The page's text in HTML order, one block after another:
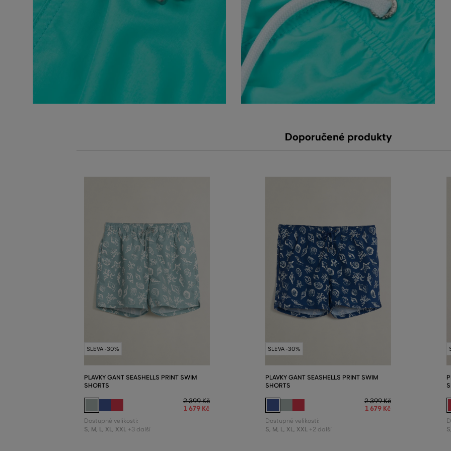
Doporučené produkty
SLEVA -30%
PLAVKY GANT SEASHELLS PRINT SWIM
SHORTS
2 399 Kč
1 679 Kč
Dostupné velikosti:
S M L XL XXL +3 další
SLEVA -30%
PLAVKY GANT SEASHELLS PRINT SWIM
SHORTS
2 399 Kč
1 679 Kč
Dostupné velikosti:
S M L XL XXL +2 další S